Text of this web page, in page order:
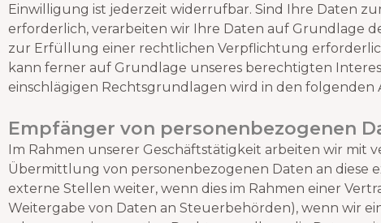
Einwilligung ist jederzeit widerrufbar. Sind Ihre Daten
erforderlich, verarbeiten wir Ihre Daten auf Grundlage
zur Erfüllung einer rechtlichen Verpflichtung
kann ferner auf Grundlage unseres berechtigten
einschlägigen Rechtsgrundlagen wird in den
Empfänger von personenbezogenen
Im Rahmen unserer Geschäftstätigkeit arbeiten wir mit
Übermittlung von personenbezogenen Daten an diese
externe Stellen weiter, wenn dies im Rahmen einer
Weitergabe von Daten an Steuerbehörden), wenn wir